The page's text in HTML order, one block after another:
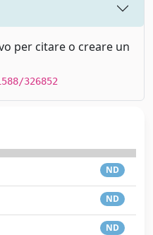
per citare o creare un
326852
ND
ND
ND